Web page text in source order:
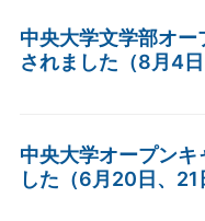
中央大学文学部オ
されました（8月4日
中央大学オープン
した（6月20日、21